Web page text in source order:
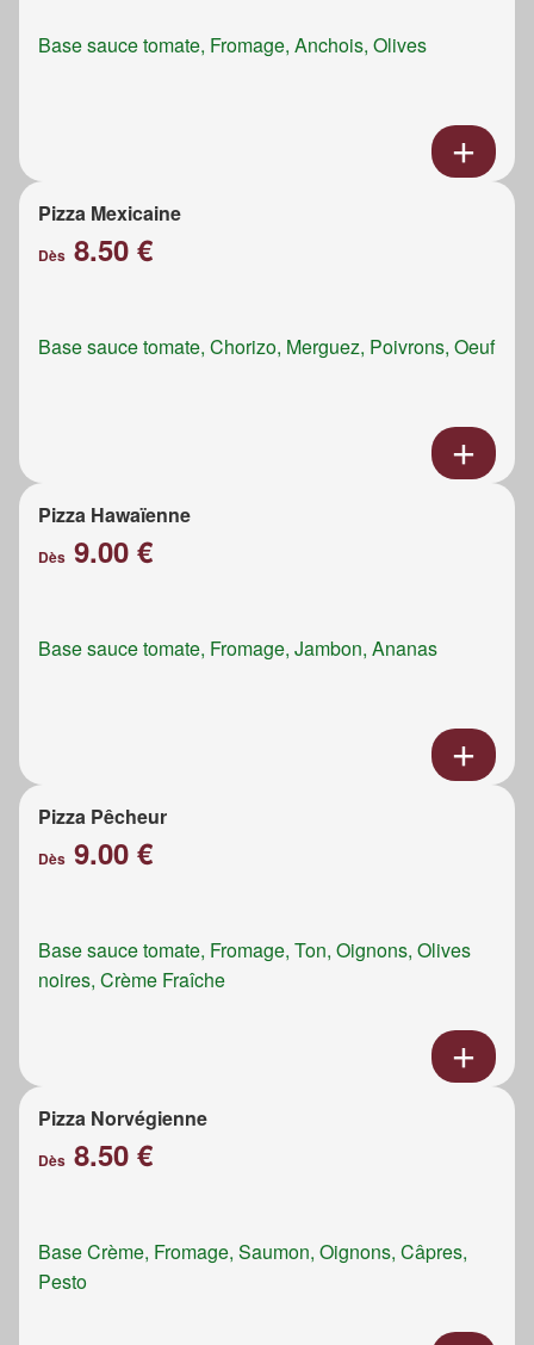
Base sauce tomate, Fromage, Anchois, Olives
Pizza Mexicaine
Dès 8.50 €
Base sauce tomate, Chorizo, Merguez, Poivrons, Oeuf
Pizza Hawaïenne
Dès 9.00 €
Base sauce tomate, Fromage, Jambon, Ananas
Pizza Pêcheur
Dès 9.00 €
Base sauce tomate, Fromage, Ton, Oignons, Olives
noires, Crème Fraîche
Pizza Norvégienne
Dès 8.50 €
Base Crème, Fromage, Saumon, Oignons, Câpres,
Pesto